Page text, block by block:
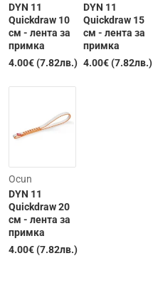
DYN 11
Quickdraw 10
см - лента за
примка
4.00€ (7.82лв.)
DYN 11
Quickdraw 15
см - лента за
примка
4.00€ (7.82лв.)
Изчерпана
Ocun
DYN 11
Quickdraw 20
см - лента за
примка
4.00€ (7.82лв.)